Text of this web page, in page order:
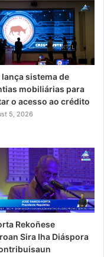
lança sistema de
mobiliárias para
o acesso ao crédito
5, 2026
Rekoñese
Sira Iha Diáspora